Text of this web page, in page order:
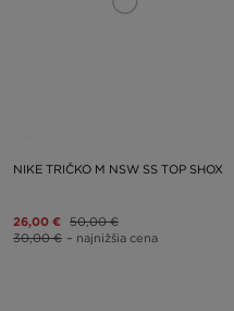
NIKE TRIČKO M NSW SS TOP SHOX
26,00 € 50,00 €
30,00 € – najnižšia cena